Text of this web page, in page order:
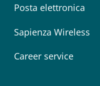
Posta elettronica
Sapienza Wireless
Career service